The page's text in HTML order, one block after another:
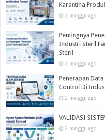
Karantina
2 minggu ago
Pentingnya
Industri Steril
Steril
2 minggu ago
Penerapan
Control Di
2 minggu ago
VALIDASI
2 minggu ago